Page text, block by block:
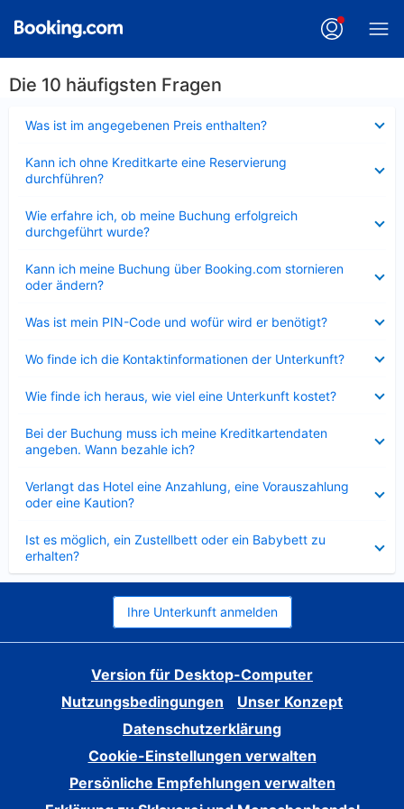
Die 10 häufigsten Fragen
Was ist im angegebenen Preis enthalten?
Kann ich ohne Kreditkarte eine Reservierung
durchführen?
Wie erfahre ich, ob meine Buchung erfolgreich
durchgeführt wurde?
Kann ich meine Buchung über Booking.com stornieren
oder ändern?
Was ist mein PIN-Code und wofür wird er benötigt?
Wo finde ich die Kontaktinformationen der Unterkunft?
Wie finde ich heraus, wie viel eine Unterkunft kostet?
Bei der Buchung muss ich meine Kreditkartendaten
angeben. Wann bezahle ich?
Verlangt das Hotel eine Anzahlung, eine Vorauszahlung
oder eine Kaution?
Ist es möglich, ein Zustellbett oder ein Babybett zu
erhalten?
Ihre Unterkunft anmelden
Version für Desktop-Computer
Nutzungsbedingungen
Unser Konzept
Datenschutzerklärung
Cookie-Einstellungen verwalten
Persönliche Empfehlungen verwalten